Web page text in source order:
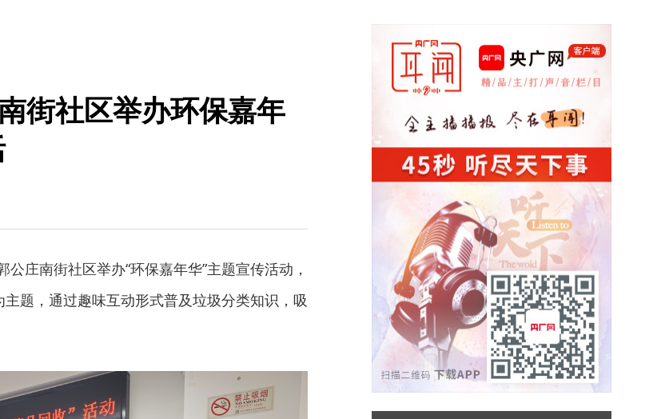
街社区举办环保嘉年
庄南街社区举办“环保嘉年华”主题宣传活动，
主题，通过趣味互动形式普及垃圾分类知识，吸